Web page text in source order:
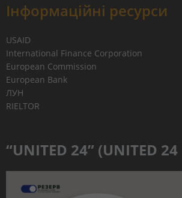
Інформаційні ресурси
USAID
International Finance Corporation
European Commission
European Bank
ЛУН
RIELTOR
“UNITED 24” (UNITED